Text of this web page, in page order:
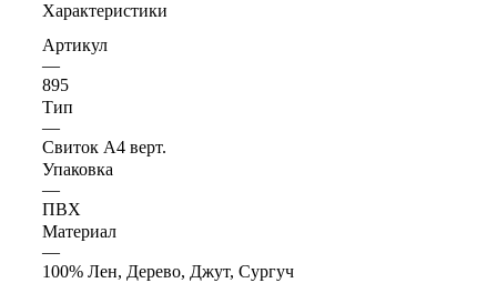
Характеристики
Артикул
—
895
Тип
—
Свиток А4 верт.
Упаковка
—
ПВХ
Материал
—
100% Лен, Дерево, Джут, Сургуч